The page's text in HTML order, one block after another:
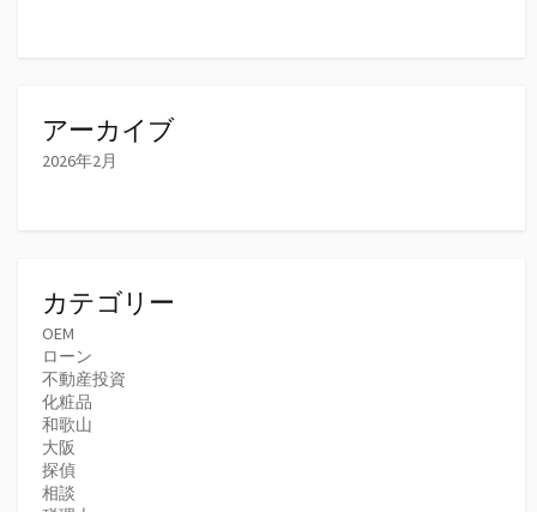
アーカイブ
2026年2月
カテゴリー
OEM
ローン
不動産投資
化粧品
和歌山
大阪
探偵
相談